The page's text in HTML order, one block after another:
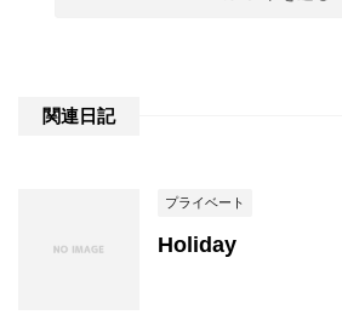
関連日記
プライベート
Holiday